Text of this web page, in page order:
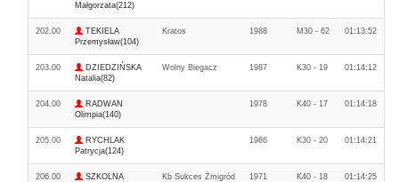
Małgorzata(212)
202.00
TEKIELA
Przemysław(104)
Kratos 1988 M30 - 62 01:13:52
203.00
DZIEDZIŃSKA
Natalia(82)
Wolny Biegacz 1987 K30 - 19 01:14:12
204.00
RADWAN
Olimpia(140)
1978 K40 - 17 01:14:18
205.00
RYCHLAK
Patrycja(124)
1986 K30 - 20 01:14:21
206.00
SZKOLNA
Kb Sukces Żmigród 1971 K40 - 18 01:14:25